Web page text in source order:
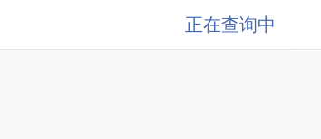
正在查询中